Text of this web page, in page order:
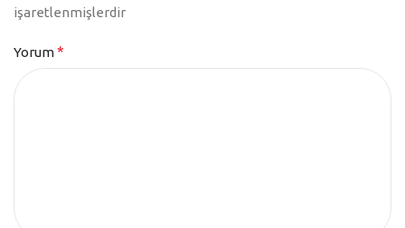
işaretlenmişlerdir
Yorum*